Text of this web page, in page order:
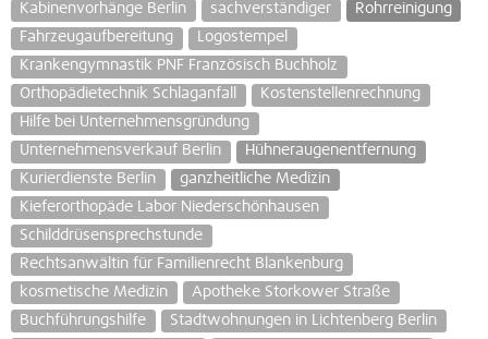
Kabinenvorhänge Berlin
sachverständiger
Rohrreinigung
Fahrzeugaufbereitung
Logostempel
Krankengymnastik PNF Französisch Buchholz
Orthopädietechnik Schlaganfall
Kostenstellenrechnung
Hilfe bei Unternehmensgründung
Unternehmensverkauf Berlin
Hühneraugenentfernung
Kurierdienste Berlin
ganzheitliche Medizin
Kieferorthopäde Labor Niederschönhausen
Schilddrüsensprechstunde
Rechtsanwältin für Familienrecht Blankenburg
kosmetische Medizin
Apotheke Storkower Straße
Buchführungshilfe
Stadtwohnungen in Lichtenberg Berlin